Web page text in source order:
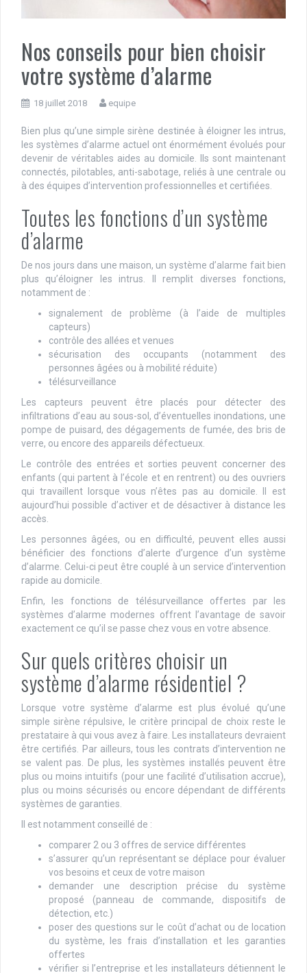
Nos conseils pour bien choisir
votre système d’alarme
18 juillet 2018 equipe
Bien plus qu’une simple sirène destinée à éloigner les intrus,
les systèmes d’alarme actuel ont énormément évolués pour
devenir de véritables aides au domicile. Ils sont maintenant
connectés, pilotables, anti-sabotage, reliés à une centrale ou
à des équipes d’intervention professionnelles et certifiées.
Toutes les fonctions d’un système
d’alarme
De nos jours dans une maison, un système d’alarme fait bien
plus qu’éloigner les intrus. Il remplit diverses fonctions,
notamment de :
signalement de problème (à l’aide de multiples
capteurs)
contrôle des allées et venues
sécurisation des occupants (notamment des
personnes âgées ou à mobilité réduite)
télésurveillance
Les capteurs peuvent être placés pour détecter des
infiltrations d’eau au sous-sol, d’éventuelles inondations, une
pompe de puisard, des dégagements de fumée, des bris de
verre, ou encore des appareils défectueux.
Le contrôle des entrées et sorties peuvent concerner des
enfants (qui partent à l’école et en rentrent) ou des ouvriers
qui travaillent lorsque vous n’êtes pas au domicile. Il est
aujourd’hui possible d’activer et de désactiver à distance les
accès.
Les personnes âgées, ou en difficulté, peuvent elles aussi
bénéficier des fonctions d’alerte d’urgence d’un système
d’alarme. Celui-ci peut être couplé à un service d’intervention
rapide au domicile.
Enfin, les fonctions de télésurveillance offertes par les
systèmes d’alarme modernes offrent l’avantage de savoir
exactement ce qu’il se passe chez vous en votre absence.
Sur quels critères choisir un
système d’alarme résidentiel ?
Lorsque votre système d’alarme est plus évolué qu’une
simple sirène répulsive, le critère principal de choix reste le
prestataire à qui vous avez à faire. Les installateurs devraient
être certifiés. Par ailleurs, tous les contrats d’intervention ne
se valent pas. De plus, les systèmes installés peuvent être
plus ou moins intuitifs (pour une facilité d’utilisation accrue),
plus ou moins sécurisés ou encore dépendant de différents
systèmes de garanties.
Il est notamment conseillé de :
comparer 2 ou 3 offres de service différentes
s’assurer qu’un représentant se déplace pour évaluer
vos besoins et ceux de votre maison
demander une description précise du système
proposé (panneau de commande, dispositifs de
détection, etc.)
poser des questions sur le coût d’achat ou de location
du système, les frais d’installation et les garanties
offertes
vérifier si l’entreprise et les installateurs détiennent le